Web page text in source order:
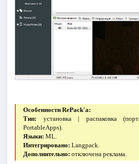
Особенности RePack'a:
Тип: установка | распаковка
PortableApps).
Языки: ML.
Интегрировано: Langpack.
Дополнительно: отключена реклама.